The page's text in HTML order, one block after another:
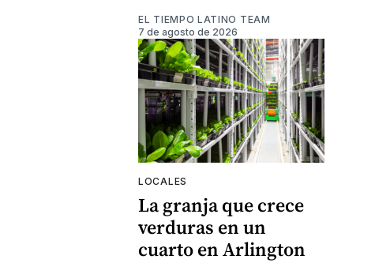
EL TIEMPO LATINO TEAM
7 de agosto de 2026
LOCALES
La granja que crece
verduras en un
cuarto en Arlington